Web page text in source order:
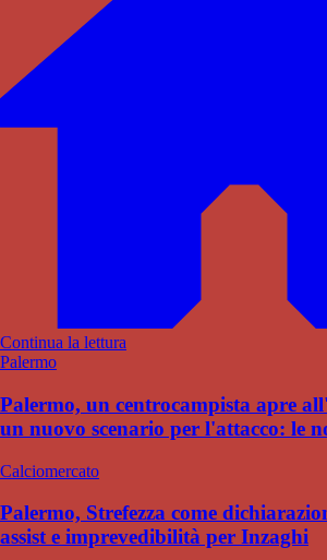
Continua la lettura
Palermo
Palermo, un centrocampista apre
un nuovo scenario per l'attacco: le
Calciomercato
Palermo, Strefezza come
assist e imprevedibilità per Inzaghi